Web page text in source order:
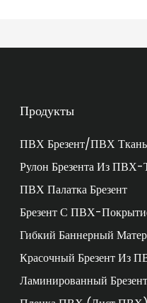
Продукты
ПВХ Брезент/ПВХ Ткань
Рулон Брезента Из ПВХ-
ПВХ Палатка Брезент
Брезент С ПВХ-
Гибкий Баннерный
Красочный Брезент Из
Ламинированный